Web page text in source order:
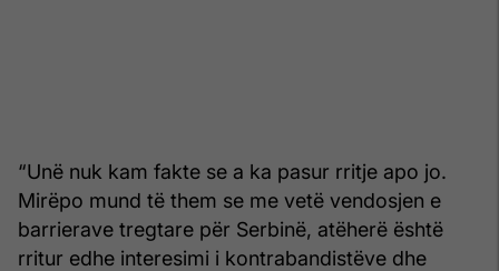
“Unë nuk kam fakte se a ka pasur rritje apo jo.
Mirëpo mund të them se me vetë vendosjen e
barrierave tregtare për Serbinë, atëherë është
rritur edhe interesimi i kontrabandistëve dhe